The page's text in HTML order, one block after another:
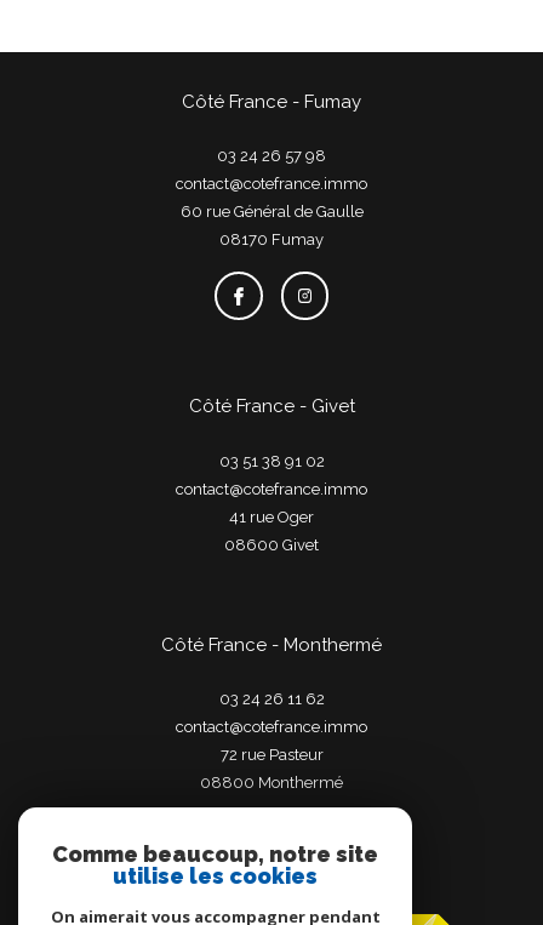
Côté France - Fumay
03 24 26 57 98
contact@cotefrance.immo
60 rue Général de Gaulle
08170
fumay
Côté France - Givet
03 51 38 91 02
contact@cotefrance.immo
41 rue Oger
08600
givet
Côté France - Monthermé
03 24 26 11 62
contact@cotefrance.immo
72 rue Pasteur
08800
monthermé
Adhérents
Comme beaucoup, notre site
utilise les cookies
On aimerait vous accompagner pendant